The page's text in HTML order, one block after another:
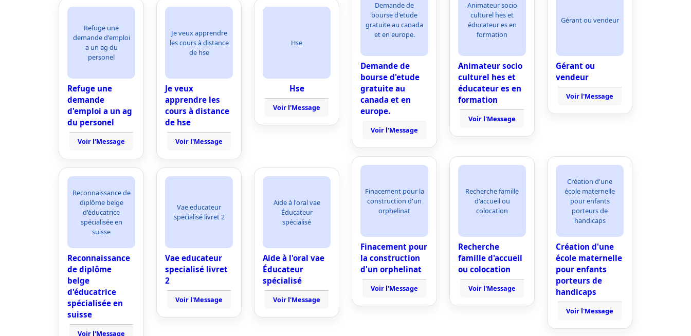
Refuge une
demande d'emploi
a un ag du
personel
Refuge une
demande
d'emploi a un ag
du personel
Voir l'Message
Je veux apprendre
les cours à distance
de hse
Je veux
apprendre les
cours à distance
de hse
Voir l'Message
Hse
Hse
Voir l'Message
Reconnaissance de
diplôme belge
d'éducatrice
spécialisée en
suisse
Reconnaissance
de diplôme
belge
d'éducatrice
spécialisée en
suisse
Voir l'Message
Vae educateur
specialisé livret 2
Vae educateur
specialisé livret
2
Voir l'Message
Aide à l'oral vae
Éducateur
spécialisé
Aide à l'oral vae
Éducateur
spécialisé
Voir l'Message
Demande de
bourse d'etude
gratuite au canada
et en europe.
Demande de
bourse d'etude
gratuite au
canada et en
europe.
Voir l'Message
Animateur socio
culturel hes et
éducateur es en
formation
Animateur socio
culturel hes et
éducateur es en
formation
Voir l'Message
Gérant ou vendeur
Gérant ou
vendeur
Voir l'Message
Finacement pour la
construction d'un
orphelinat
Finacement pour
la construction
d'un orphelinat
Voir l'Message
Recherche famille
d'accueil ou
colocation
Recherche
famille d'accueil
ou colocation
Voir l'Message
Création d'une
école maternelle
pour enfants
porteurs de
handicaps
Création d'une
école maternelle
pour enfants
porteurs de
handicaps
Voir l'Message